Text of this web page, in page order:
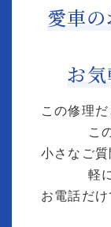
愛車
お
この修理
こ
小さなご
軽
お電話だ